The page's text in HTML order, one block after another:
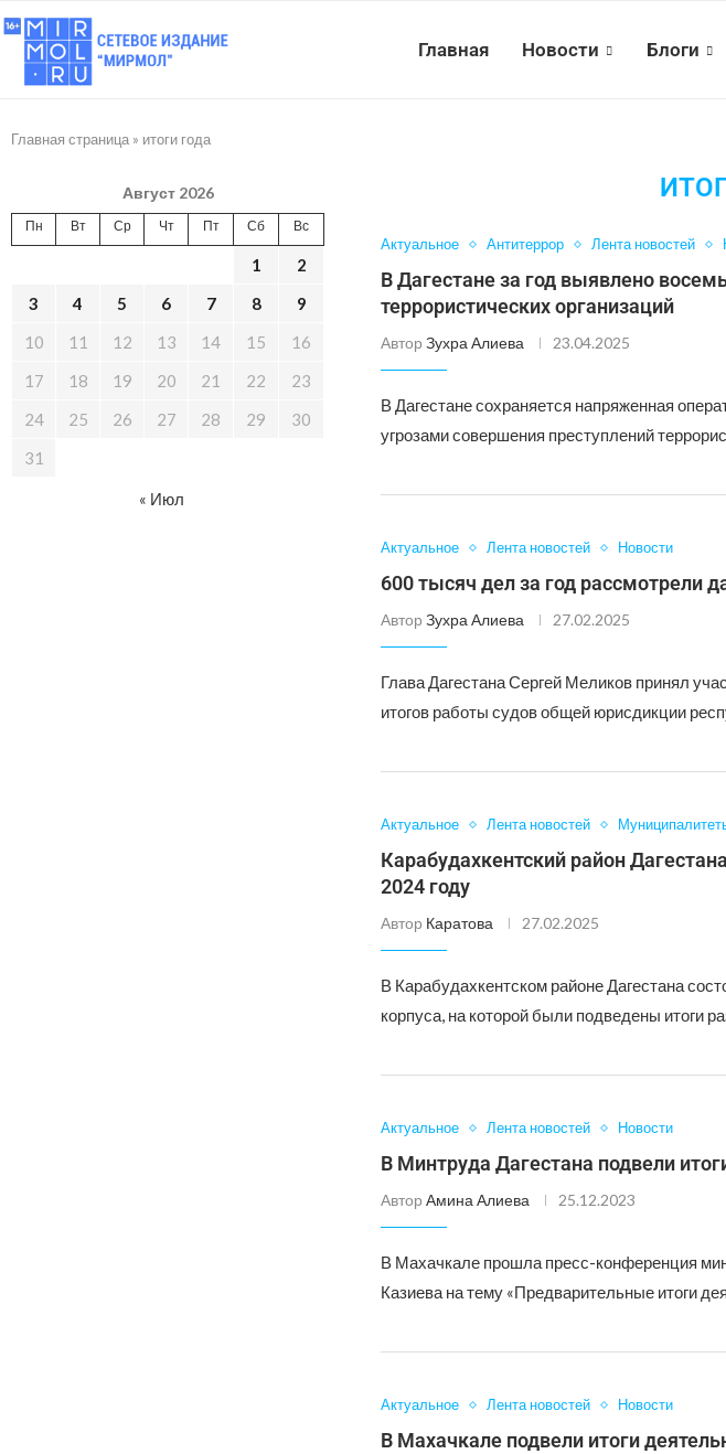
Главная Новости Блоги
Главная страница » итоги года
Актуальное Антитеррор Лента новостей
В Дагестане за год выявлено
террористических организаций
Автор Зухра Алиева 23.04.2025
В Дагестане сохраняется напряженная
угрозами совершения преступлений
Актуальное Лента новостей Новости
600 тысяч дел за год рассмотрели
Автор Зухра Алиева 27.02.2025
Глава Дагестана Сергей Меликов принял
итогов работы судов общей юрисдикции
Актуальное Лента новостей
Карабудахкентский район
2024 году
Автор Каратова 27.02.2025
В Карабудахкентском районе Дагестана
корпуса, на которой были подведены итоги
Актуальное Лента новостей Новости
В Минтруда Дагестана подвели
Автор Амина Алиева 25.12.2023
В Махачкале прошла пресс-конференция
Казиева на тему «Предварительные итоги
Актуальное Лента новостей Новости
В Махачкале подвели итоги
Август 2026
Пн Вт Ср Чт Пт Сб Вс
1
2
3
4 5 6 7 8
9
10
11 12 13 14 15
16
17
18 19 20 21 22
23
24
25 26 27 28 29
30
31
« Июл